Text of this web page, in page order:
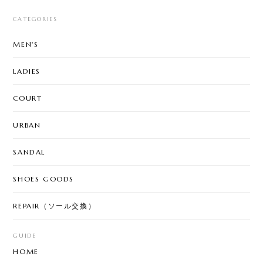
CATEGORIES
MEN'S
LADIES
COURT
URBAN
SANDAL
SHOES GOODS
REPAIR（ソール交換）
GUIDE
HOME